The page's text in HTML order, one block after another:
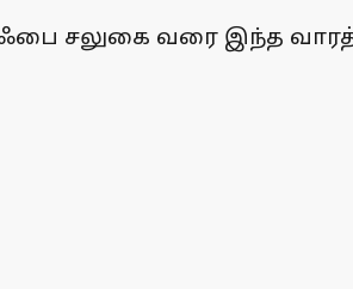
சலுகை வரை இந்த